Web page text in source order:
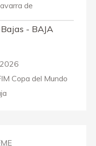
de
- BAJA
Copa del Mundo